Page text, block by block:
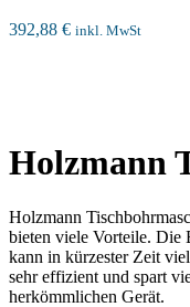
392,88 € inkl. MwSt
Holzmann
Holzmann
bieten viele Vorteile. Die
kann in kürzester Zeit
sehr effizient und spart
herkömmlichen Gerät.